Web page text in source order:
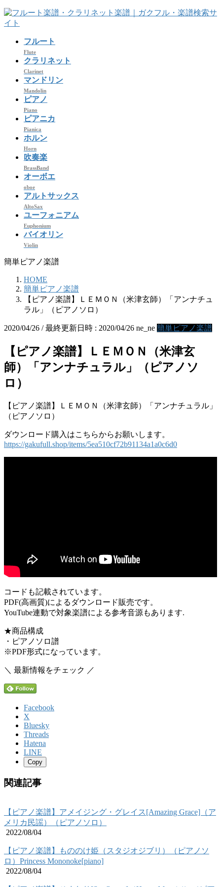
コ
ン
ナ
ビ
フルート
Flute
クラリネット
Clarinet
マンドリン
Mandolin
ピアノ
Piano
ピアニカ
Pianica
ホルン
Horn
吹奏楽
BrassBand
オーボエ
oboe
アルトサックス
AltoSax
ユーフォニアム
Euphonium
バイオリン
Violin
簡単ピアノ楽譜
HOME
簡単ピアノ楽譜
【ピアノ楽譜】ＬＥＭＯＮ（米津玄師）「アンナチュ
ラル」（ピアノソロ）
2020/04/26 / 最終更新日時 : 2020/04/26 ne_ne 簡単ピアノ楽譜
【ピアノ楽譜】ＬＥＭＯＮ（米津玄
師）「アンナチュラル」（ピアノソ
ロ）
【ピアノ楽譜】ＬＥＭＯＮ（米津玄師）「アンナチュラル」
（ピアノソロ）
ダウンロード購入はこちらからお願いします。
https://gakufull.shop/items/5ea510cf72b91134a1a0c6d0
コードも記載されています。
PDF(高画質)によるダウンロード販売です。
YouTube連動で対象楽譜による参考音源もあります.
★商品構成
・ピアノソロ譜
※PDF形式になっています。
＼ 最新情報をチェック ／
Facebook
X
Bluesky
Threads
Hatena
LINE
Copy
関連記事
【ピアノ楽譜】アメイジング・グレイス[Amazing Grace]（ア
メリカ民謡）（ピアノソロ）
2022/08/04
【ピアノ楽譜】もののけ姫（スタジオジブリ）（ピアノソ
ロ）Princess Mononoke[piano]
2022/08/04